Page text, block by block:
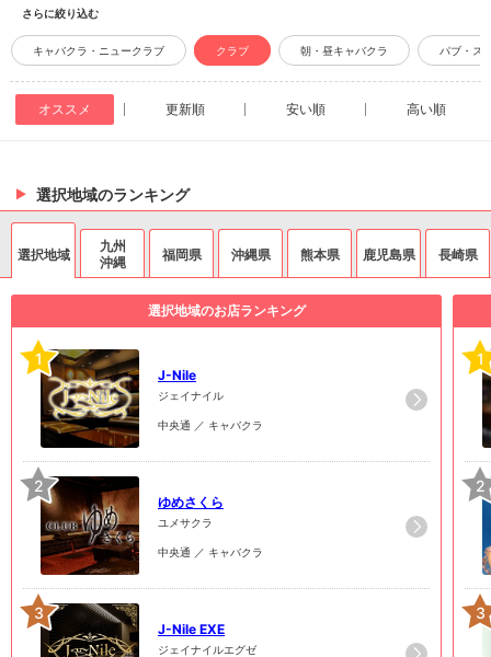
さらに絞り込む
キャバクラ・ニュークラブ クラブ 朝・昼キャバクラ パブ・ス
オススメ 更新順 安い順 高い順
選択地域のランキング
選択地域
九州
沖縄
福岡県 沖縄県 熊本県 鹿児島県 長崎県
選択地域のお店ランキング
1
J-Nile
ジェイナイル
中央通 ／ キャバクラ
2
ゆめさくら
ユメサクラ
中央通 ／ キャバクラ
3
J-Nile EXE
ジェイナイルエグゼ
1
2
3